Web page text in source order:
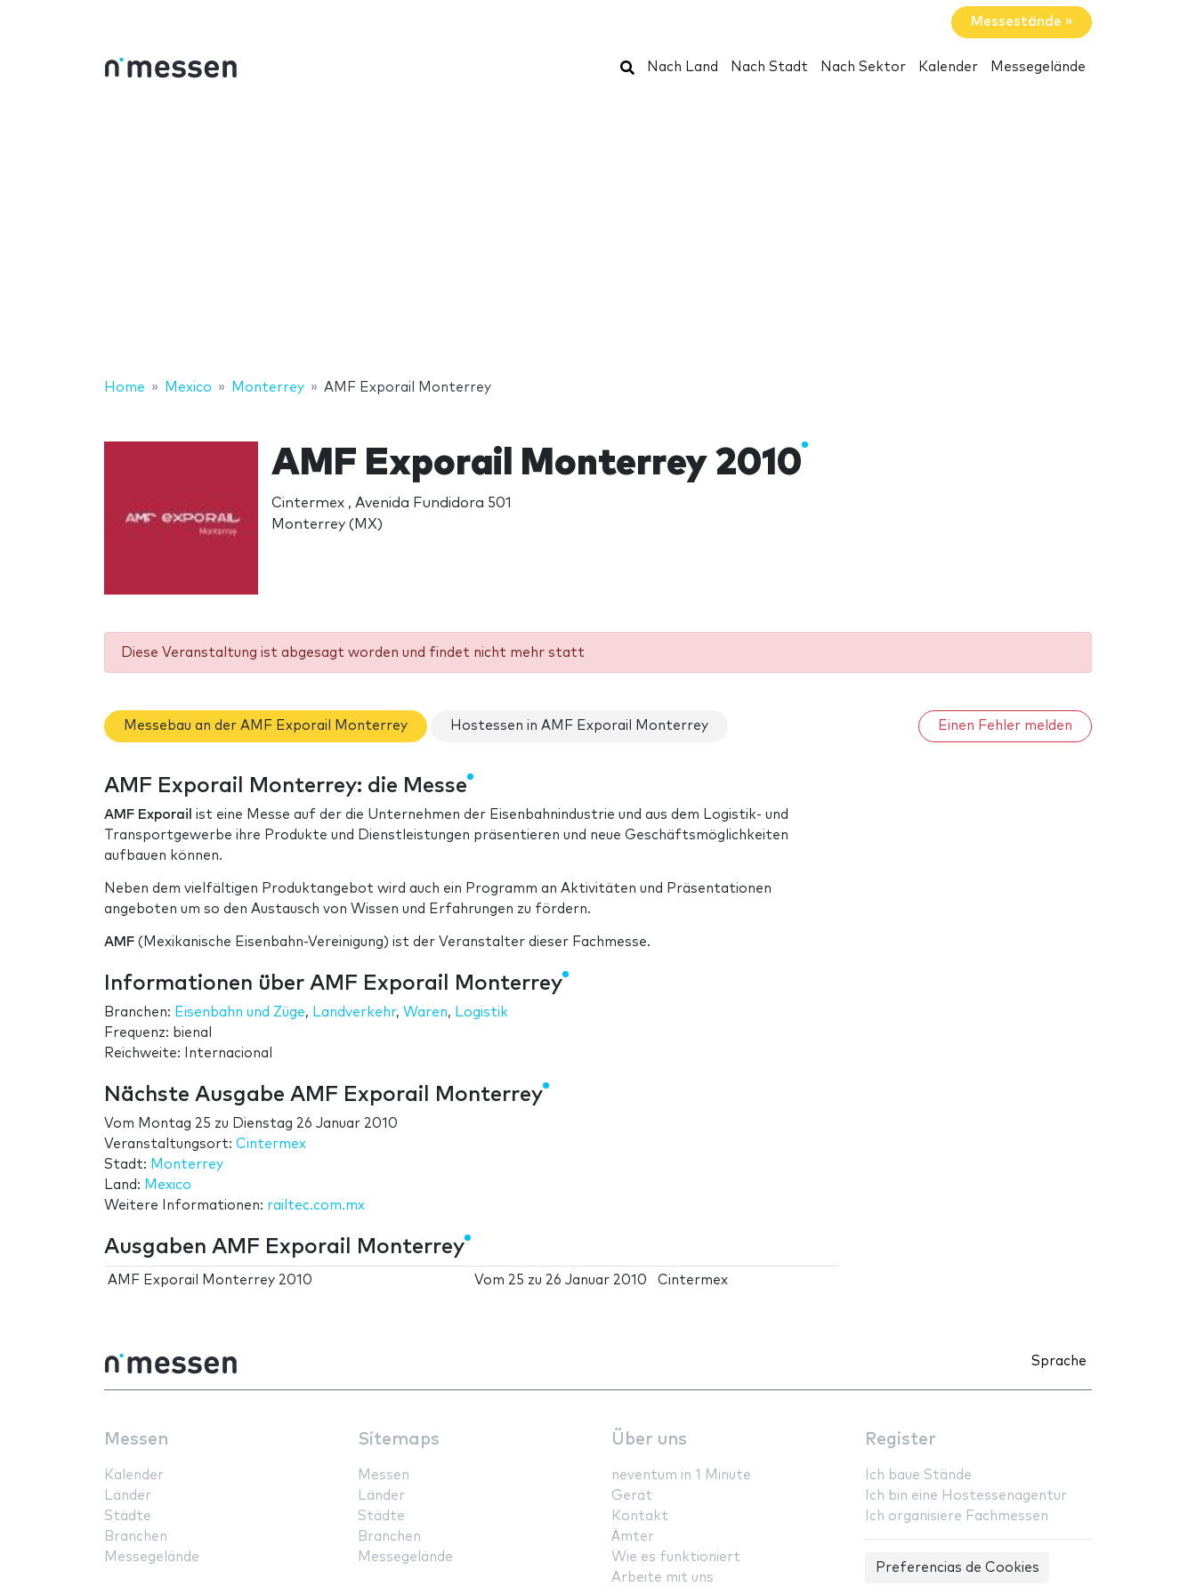
Messestände »
Suchen
Nach Land Nach Stadt Nach Sektor Kalender Messegelände
Home Mexico Monterrey AMF Exporail Monterrey
AMF Exporail Monterrey 2010
Cintermex , Avenida Fundidora 501
Monterrey (MX)
Diese Veranstaltung ist abgesagt worden und findet nicht mehr statt
Messebau an der AMF Exporail Monterrey Hostessen in AMF Exporail Monterrey Einen Fehler melden
AMF Exporail Monterrey: die Messe
AMF Exporail ist eine Messe auf der die Unternehmen der Eisenbahnindustrie und aus dem Logistik- und
Transportgewerbe ihre Produkte und Dienstleistungen präsentieren und neue Geschäftsmöglichkeiten
aufbauen können.
Neben dem vielfältigen Produktangebot wird auch ein Programm an Aktivitäten und Präsentationen
angeboten um so den Austausch von Wissen und Erfahrungen zu fördern.
AMF (Mexikanische Eisenbahn-Vereinigung) ist der Veranstalter dieser Fachmesse.
Informationen über AMF Exporail Monterrey
Branchen: Eisenbahn und Züge, Landverkehr, Waren, Logistik
Frequenz: bienal
Reichweite: Internacional
Nächste Ausgabe AMF Exporail Monterrey
Vom Montag 25 zu Dienstag 26 Januar 2010
Veranstaltungsort: Cintermex
Stadt: Monterrey
Land: Mexico
Weitere Informationen: railtec.com.mx
Ausgaben AMF Exporail Monterrey
AMF Exporail Monterrey 2010 Vom 25 zu 26 Januar 2010 Cintermex
Sprache
Messen
Kalender
Länder
Städte
Branchen
Messegelände
Sitemaps
Messen
Länder
Städte
Branchen
Messegelände
Über uns
neventum in 1 Minute
Gerät
Kontakt
Ämter
Wie es funktioniert
Arbeite mit uns
Register
Ich baue Stände
Ich bin eine Hostessenagentur
Ich organisiere Fachmessen
Preferencias de Cookies